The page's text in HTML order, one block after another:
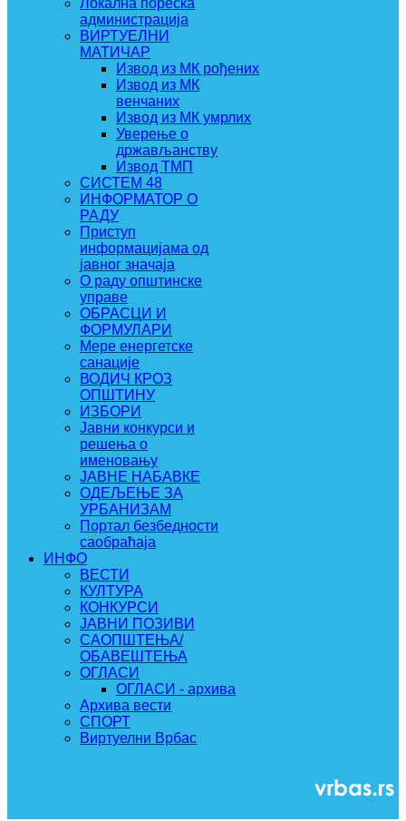
Локална пореска
администрација
ВИРТУЕЛНИ
МАТИЧАР
Извод из МК рођених
Извод из МК
венчаних
Извод из МК умрлих
Уверење о
држављанству
Извод ТМП
СИСТЕМ 48
ИНФОРМАТОР О
РАДУ
Приступ
информацијама од
јавног значаја
О раду општинске
управе
ОБРАСЦИ И
ФОРМУЛАРИ
Мере енергетске
санације
ВОДИЧ КРОЗ
ОПШТИНУ
ИЗБОРИ
Јавни конкурси и
решења о
именовању
ЈАВНЕ НАБАВКЕ
ОДЕЉЕЊЕ ЗА
УРБАНИЗАМ
Портал безбедности
саобраћаја
ИНФО
ВЕСТИ
КУЛТУРА
КОНКУРСИ
ЈАВНИ ПОЗИВИ
САОПШТЕЊА/
ОБАВЕШТЕЊА
ОГЛАСИ
ОГЛАСИ - архива
Архива вести
СПОРТ
Виртуелни Врбас